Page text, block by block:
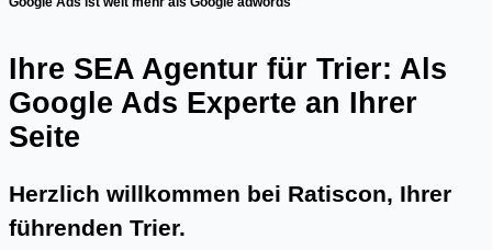
Ihre SEA Agentur für Trier: Als
Google Ads Experte an Ihrer
Seite
Herzlich willkommen bei Ratiscon, Ihrer
führenden Trier.